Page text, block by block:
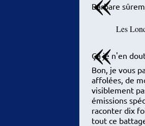
Barbare
Les
Ça je n'en
Bon, je vous
affolées, de
visiblement
émissions
raconter dix
tout ce